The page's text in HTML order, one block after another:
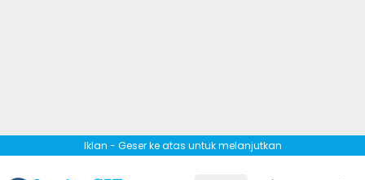
Iklan - Geser ke atas untuk melanjutkan